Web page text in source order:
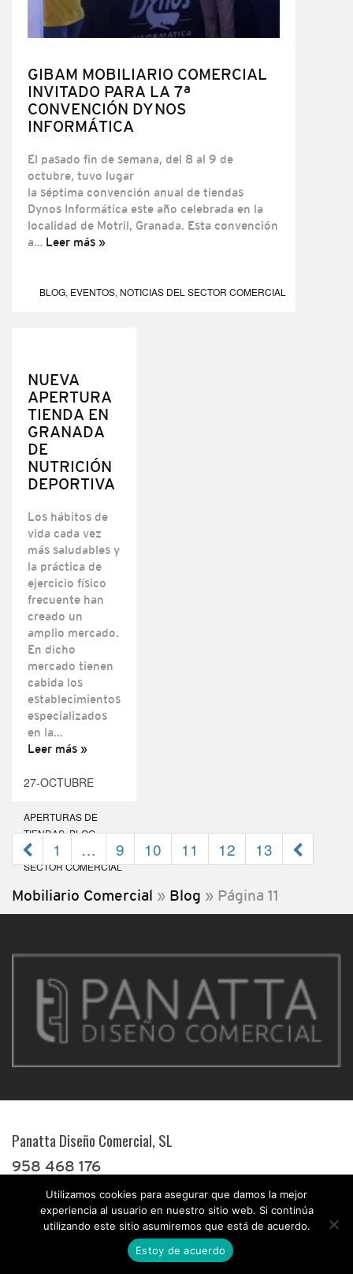
GIBAM MOBILIARIO COMERCIAL
INVITADO PARA LA 7ª
CONVENCIÓN DYNOS
INFORMÁTICA
El pasado fin de semana, del 8 al 9 de
octubre, tuvo lugar
la séptima convención anual de tiendas
Dynos Informática este año celebrada en la
localidad de Motril, Granada. Esta convención
a… Leer más »
BLOG, EVENTOS, NOTICIAS DEL SECTOR COMERCIAL
NUEVA
APERTURA
TIENDA EN
GRANADA
DE
NUTRICIÓN
DEPORTIVA
Los hábitos de
vida cada vez
más saludables y
la práctica de
ejercicio físico
frecuente han
creado un
amplio mercado.
En dicho
mercado tienen
cabida los
establecimientos
especializados
en la…
Leer más »
27-OCTUBRE
APERTURAS DE
TIENDAS,BLOG,
EVENTOS
NOTICIAS DEL
SECTOR COMERCIAL
1 … 9 10 11 12 13
Mobiliario Comercial » Blog » Página 11
Panatta Diseño Comercial, SL
958 468 176
Mostradores para tiendas
Buscar
Utilizamos cookies para asegurar que damos la mejor
experiencia al usuario en nuestro sitio web. Si continúa
utilizando este sitio asumiremos que está de acuerdo.
Estoy de acuerdo